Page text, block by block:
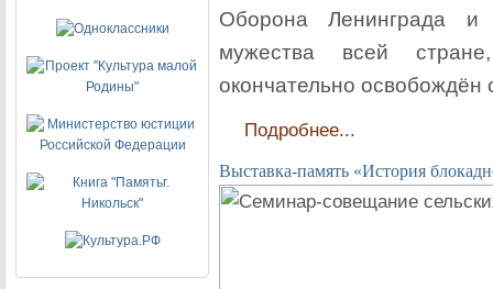
Оборона Ленинграда
мужества всей
окончательно освобождён
Подробнее...
Выставка-память «История